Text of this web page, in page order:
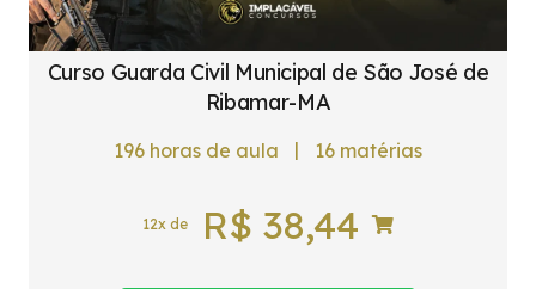
Curso Guarda Civil Municipal de São José de
Ribamar-MA
196 horas de aula | 16matérias
12x de R$ 38,44